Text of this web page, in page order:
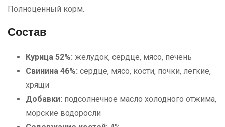
Полноценный корм.
Состав
Курица 52%: желудок, сердце, мясо, печень
Свинина 46%: сердце, мясо, кости, почки, легкие,
хрящи
Добавки: подсолнечное масло холодного отжима,
морские водоросли